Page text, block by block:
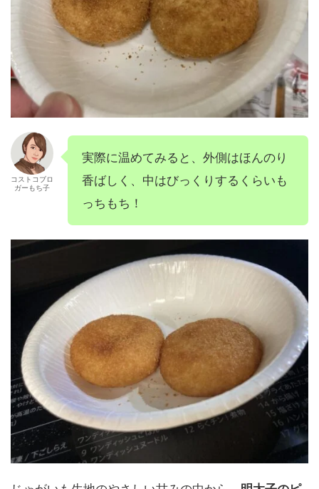
コストコブロ
ガーもち子
実際に温めてみると、外側はほんのり
香ばしく、中はびっくりするくらいも
っちもち！